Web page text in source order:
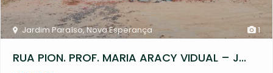
1
Jardim Paraíso,Nova Esperança
RUA PION. PROF. MARIA ARACY VIDUAL – J...